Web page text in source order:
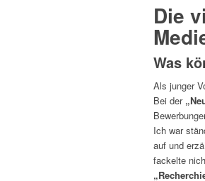
Die
Was
Als junger
Bei der
Ich war
auf und
fackelte